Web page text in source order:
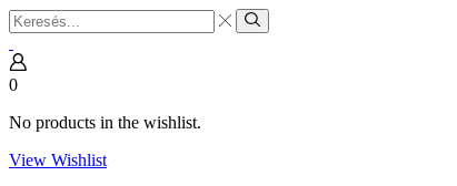
Search
input
Search
0
No products in the wishlist.
View Wishlist